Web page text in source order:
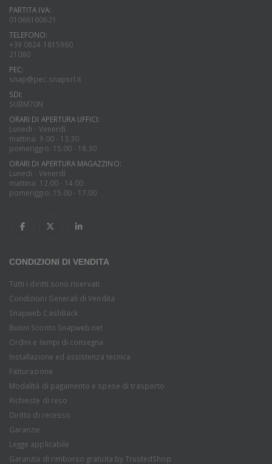
PARTITA IVA:
01066160621
TELEFONO:
+39 0824 1815960
21080
PEC:
snap@pec.snapsrl.it
SDI:
SUBM70N
ORARI DI APERTURA UFFICI:
Lunedi - Venerdì
mattina: 9.00 - 13.30
pomeriggio: 15.00 - 18.30
ORARI DI APERTURA MAGAZZINO:
Lunedi - Venerdì
mattina: 12.00 - 14.00
pomeriggio: 15.00 - 17.00
CONDIZIONI DI VENDITA
Tutti i diritti sono riservati
Condizioni Generali di Vendita
Snapweb CashBack
Buoni Sconto Snapweb.net
Ordini e tempi di consegna
Installazione ed assistenza tecnica
Fatturazione
Modalità di pagamento e spese di trasporto
Richieste di reso
Diritto di recesso
Garanzie
Legge applicabile
Garanzia di rimborso gratuita by TrustedShop